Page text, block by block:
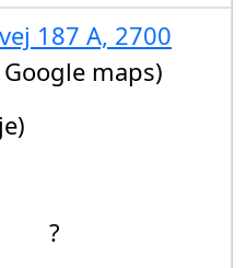
187 A, 2700
maps)
?